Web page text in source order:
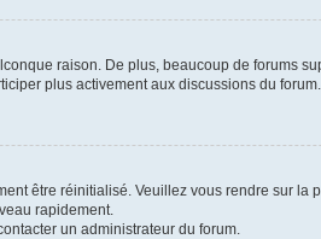
raison. De plus, beaucoup de forums
plus activement aux discussions du forum.
être réinitialisé. Veuillez vous rendre sur la
rapidement.
un administrateur du forum.